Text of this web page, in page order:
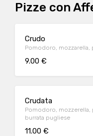
Pizze con
Crudo
Pomodoro, mozzarella,
9.00 €
Crudata
Pomodoro,
burrata pugliese
11.00 €